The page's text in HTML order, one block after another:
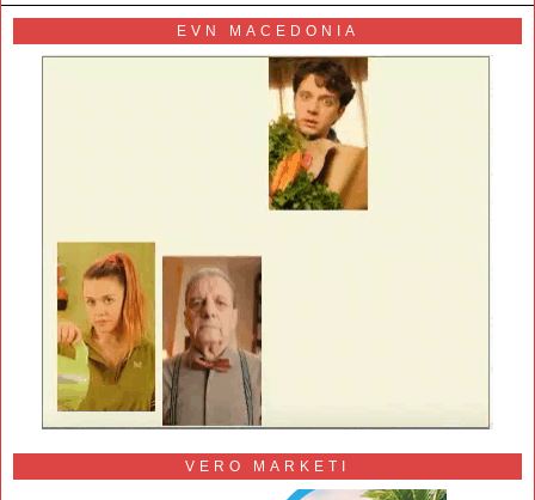
EVN MACEDONIA
VERO MARKETI